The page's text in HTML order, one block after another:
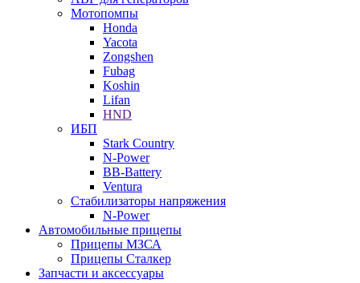
Мотопомпы
Honda
Yacota
Zongshen
Fubag
Koshin
Lifan
HND
ИБП
Stark Country
N-Power
BB-Battery
Ventura
Стабилизаторы напряжения
N-Power
Автомобильные прицепы
Прицепы МЗСА
Прицепы Сталкер
Запчасти и аксессуары